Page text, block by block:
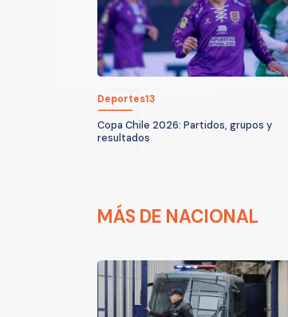
Deportes13
Copa Chile 2026: Partidos, grupos y
resultados
MÁS DE NACIONAL